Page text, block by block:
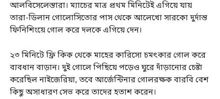
আলবিসেলেস্তারা। ম্যাচের মাত্র প্রথম মিনিটেই এগিয়ে যায়
তারা-ডিলান গোলোসিতোর পাস থেকে আলেখো সারকো দুর্দান্ত
ফিনিশিংয়ে গোল করে দলকে এগিয়ে দেন।
২৩ মিনিটে ফ্রি কিক থেকে মাহের কারিসো চমৎকার গোল করে
ব্যবধান বাড়ান। দুই গোলে পিছিয়ে পড়েও ঘুরে দাঁড়ানোর চেষ্টা
করেছিল নাইজেরিয়া, তবে আর্জেন্টিনার গোলরক্ষক বারবি বেশ
কিছু অসাধারণ সেভ করে তাদের হতাশ করেন।